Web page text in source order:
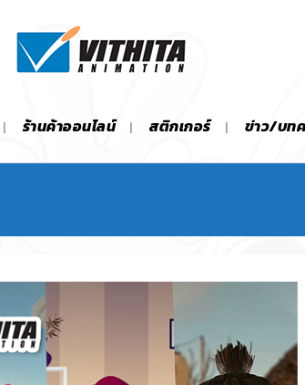
ร้านค้าออนไลน์ สติกเกอร์ ข่าว/บท